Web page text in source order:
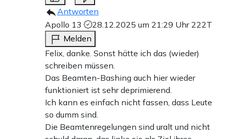
Antworten
Apollo 13
28.12.2025 um 21:29 Uhr 222T
Melden
Felix, danke. Sonst hätte ich das (wieder)
schreiben müssen.
Das Beamten-Bashing auch hier wieder
funktioniert ist sehr deprimierend.
Ich kann es einfach nicht fassen, dass Leute
so dumm sind.
Die Beamtenregelungen sind uralt und nicht